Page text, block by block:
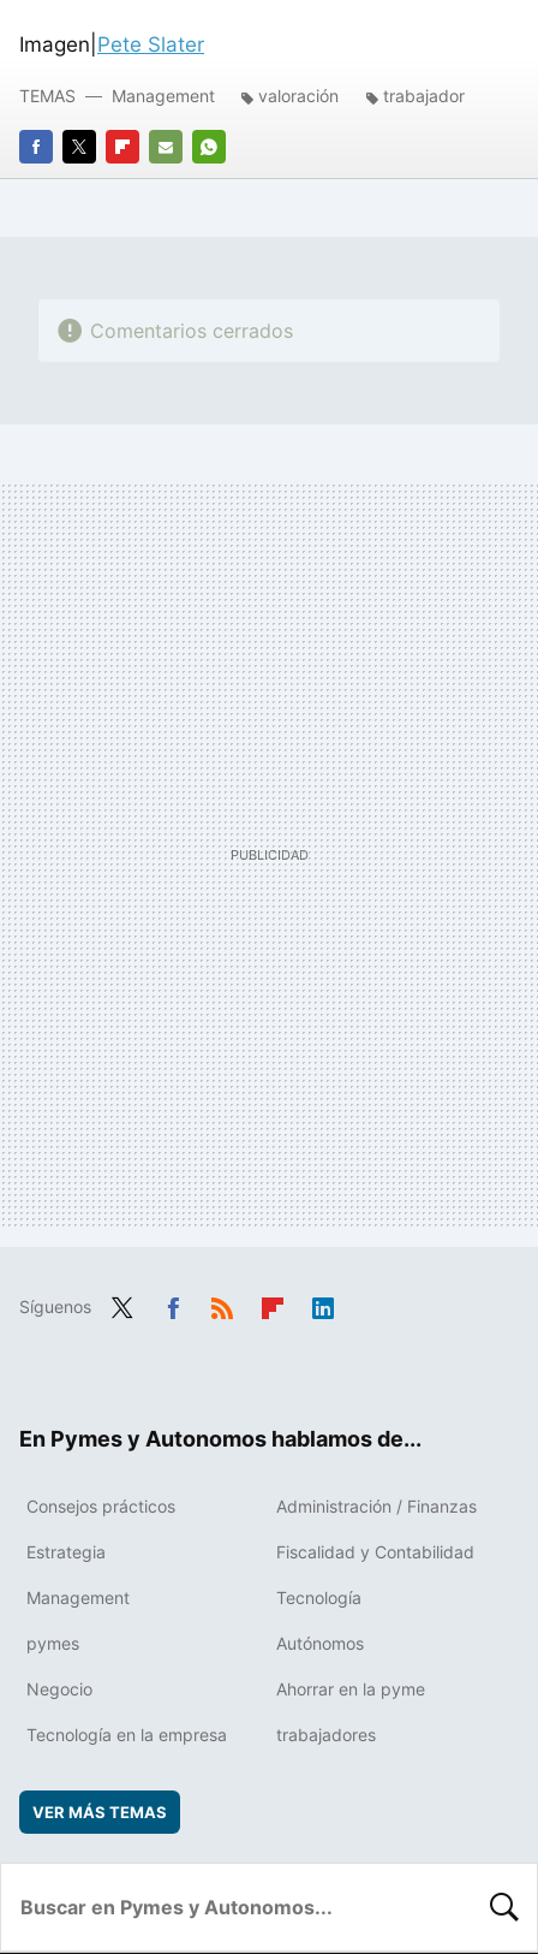
Imagen| Pete Slater
FACEBOOK
TWITTERFLIPBOARD
E-
WHATSAPP
TEMAS Management valoración trabajador
Comentarios cerrados
Síguenos
En Pymes y Autonomos hablamos de...
Consejos prácticos Administración / Finanzas
Estrategia Fiscalidad y Contabilidad
Management Tecnología
pymes Autónomos
Negocio Ahorrar en la pyme
Tecnología en la empresa trabajadores
VER MÁS TEMAS